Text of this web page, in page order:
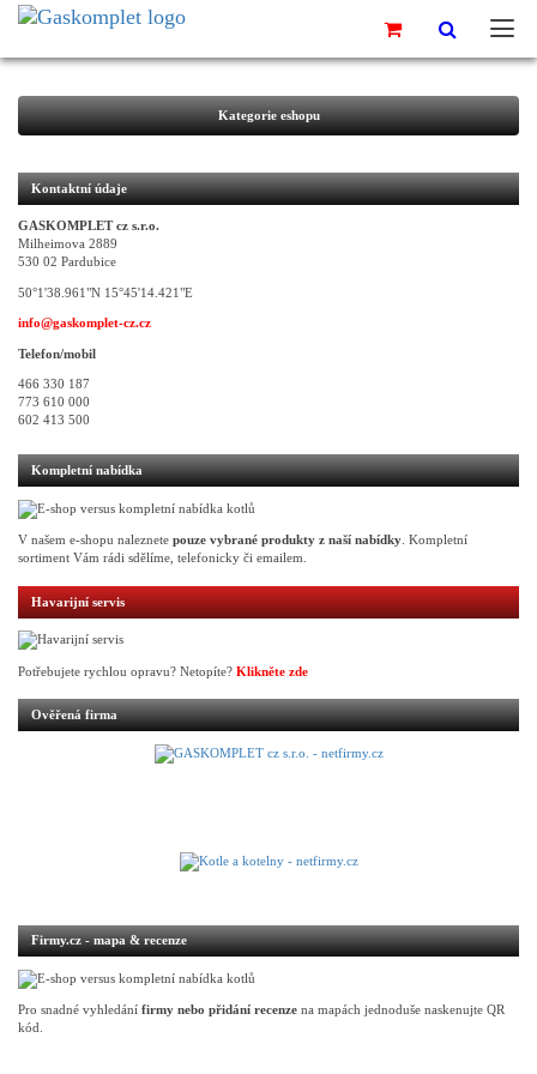
Kategorie eshopu
Kontaktní údaje
GASKOMPLET cz s.r.o.
Milheimova 2889
530 02 Pardubice
50°1'38.961"N 15°45'14.421"E
info@gaskomplet-cz.cz
Telefon/mobil
466 330 187
773 610 000
602 413 500
Kompletní nabídka
V našem e-shopu naleznete pouze vybrané produkty z naší nabídky . Kompletní
sortiment Vám rádi sdělíme, telefonicky či emailem.
Havarijní servis
Potřebujete rychlou opravu? Netopíte? Klikněte zde
Ověřená firma
Firmy.cz - mapa & recenze
Pro snadné vyhledání firmy nebo přidání recenze na mapách jednoduše naskenujte QR
kód.